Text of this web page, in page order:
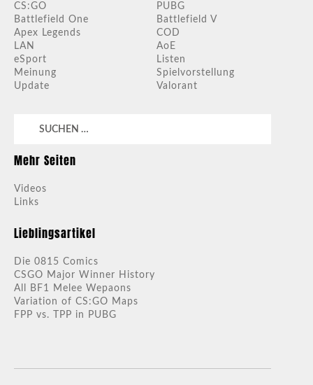
CS:GO
PUBG
Battlefield One
Battlefield V
Apex Legends
COD
LAN
AoE
eSport
Listen
Meinung
Spielvorstellung
Update
Valorant
Mehr Seiten
Videos
Links
Lieblingsartikel
Die 0815 Comics
CSGO Major Winner History
All BF1 Melee Wepaons
Variation of CS:GO Maps
FPP vs. TPP in PUBG